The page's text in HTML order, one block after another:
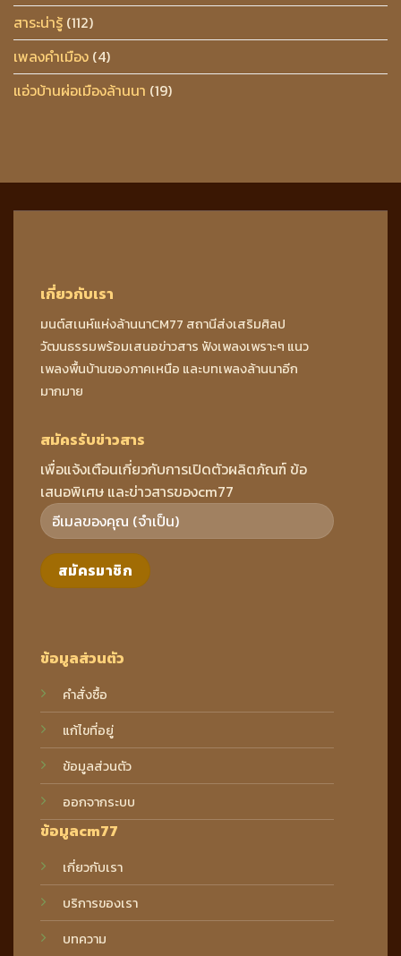
สาระน่ารู้ (112)
เพลงคำเมือง (4)
แอ่วบ้านผ่อเมืองล้านนา (19)
เกี่ยวกับเรา
มนต์สเนห์แห่งล้านนาCM77 สถานีส่งเสริมศิลป
วัฒนธรรมพร้อมเสนอข่าวสาร ฟังเพลงเพราะๆ แนว
เพลงพื้นบ้านของภาคเหนือ และบทเพลงล้านนาอีก
มากมาย
ข้อมูลส่วนตัว
คำสั่งซื้อ
แก้ไขที่อยู่
ข้อมูลส่วนตัว
ออกจากระบบ
ข้อมูลcm77
เกี่ยวกับเรา
บริการของเรา
บทความ
สมัครรับข่าวสาร
เพื่อแจ้งเตือนเกี่ยวกับการเปิดตัวผลิตภัณฑ์ ข้อ
เสนอพิเศษ และข่าวสารของcm77